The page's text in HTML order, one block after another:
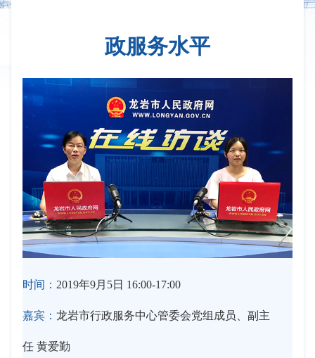
政服务水平
时间： 2019年9月5日 16:00-17:00
嘉宾： 龙岩市行政服务中心管委会党组成员、副主
任 黄爱勤